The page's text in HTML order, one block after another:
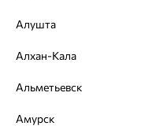
Вид вставки:
Серьги Вид:
Алушта
Алхан-Кала
Альметьевск
Амурск